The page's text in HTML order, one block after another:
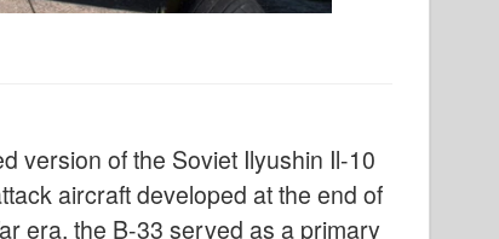
version of the Soviet Ilyushin Il-10
aircraft developed at the end of
era, the B-33 served as a primary